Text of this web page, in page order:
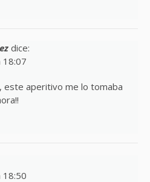
dice:
este aperitivo me lo tomaba